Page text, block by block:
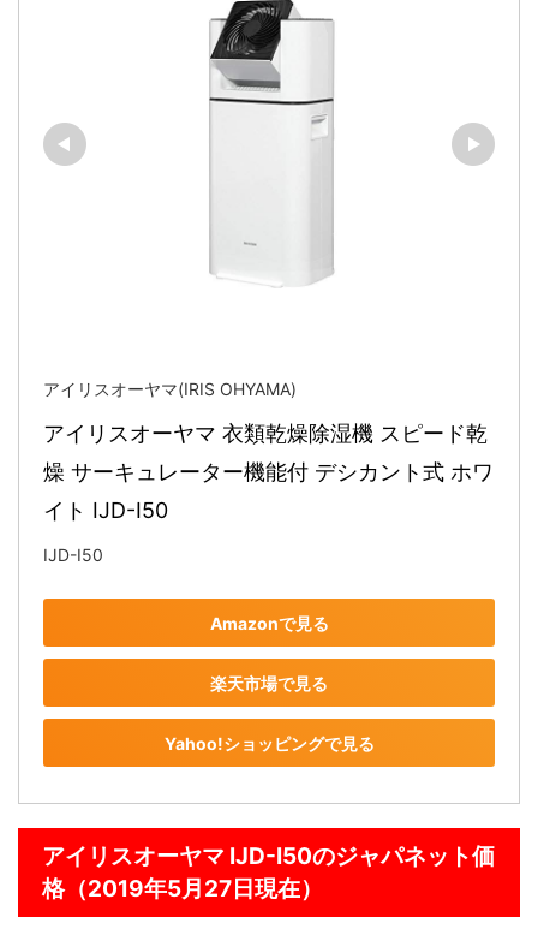
アイリスオーヤマ(IRIS OHYAMA)
アイリスオーヤマ 衣類乾燥除湿機 スピード乾
燥 サーキュレーター機能付 デシカント式 ホワ
イト IJD-I50
IJD-I50
Amazonで見る
楽天市場で見る
Yahoo!ショッピングで見る
アイリスオーヤマ IJD-I50のジャパネット価
格（2019年5月27日現在）